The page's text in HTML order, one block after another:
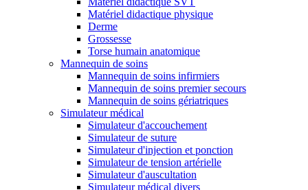
Matériel didactique physique
Derme
Grossesse
Torse humain anatomique
Mannequin de soins
Mannequin de soins infirmiers
Mannequin de soins premier secours
Mannequin de soins gériatriques
Simulateur médical
Simulateur d'accouchement
Simulateur de suture
Simulateur d'injection et ponction
Simulateur de tension artérielle
Simulateur d'auscultation
Simulateur médical divers